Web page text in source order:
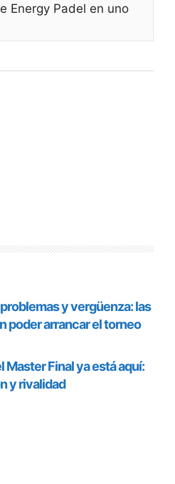
Energy Padel en uno